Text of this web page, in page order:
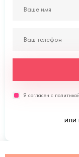
Я согласен с политикой
или